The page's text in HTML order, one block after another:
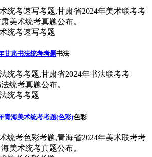
统考速写考题,甘肃省2024年美术联考考
美术统考真题公布。
甘肃书法统考考题书法
统考考题,甘肃省2024年书法联考考
统考真题公布。
青海美术统考考题(色彩)色彩
统考色彩考题,青海省2024年美术联考考
美术统考真题公布。